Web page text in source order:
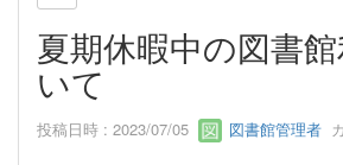
夏期休暇中の図書
いて
投稿日時 : 2023/07/05 図書館管理者